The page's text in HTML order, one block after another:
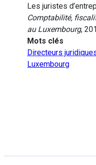
Les juristes
Comptabilité,
au Luxembourg,
Mots clés
Directeurs
Luxembourg